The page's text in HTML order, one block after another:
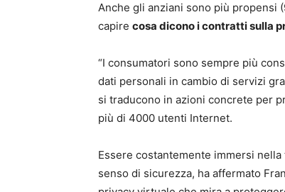
Anche gli anziani sono più propensi
capire cosa dicono i contratti sulla
“I consumatori sono sempre più
dati personali in cambio di servizi
si traducono in azioni concrete per
più di 4000 utenti Internet.
Essere costantemente immersi
senso di sicurezza, ha affermato